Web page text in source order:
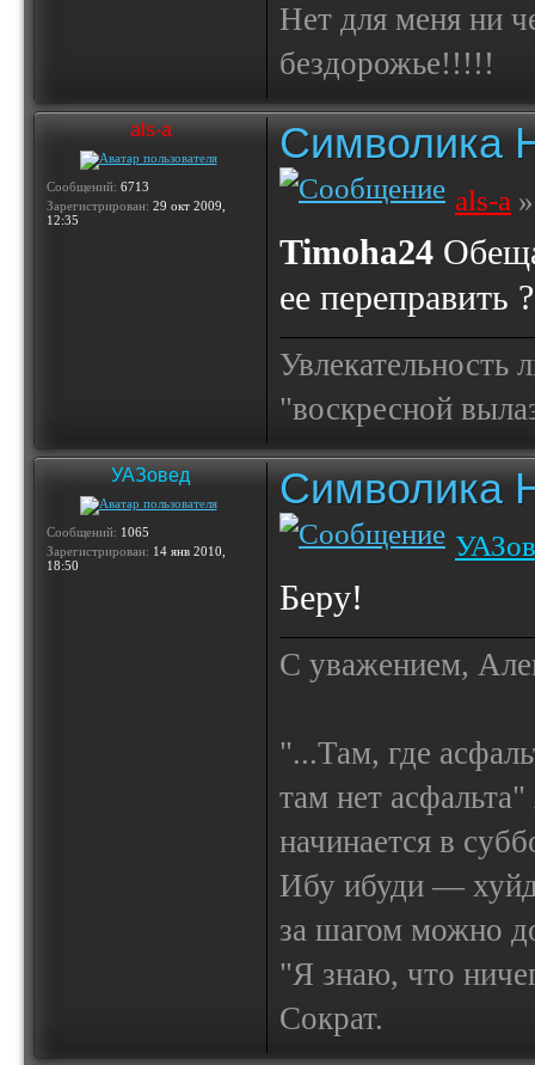
Нет для меня ни
бездорожье!!!!!
als-a
Сообщений: 6713
Зарегистрирован: 29 окт 2009,
12:35
Символика
als-a
Timoha24
ее переправить ?
Увлекательность
"воскресной
УАЗовед
Сообщений: 1065
Зарегистрирован: 14 янв 2010,
18:50
Символика
Беру!
С уважением,
"...Там, где
там нет
начинается в
Ибу ибуди —
за шагом можно
"Я знаю, что
Сократ.